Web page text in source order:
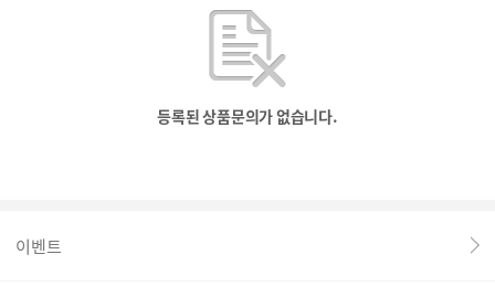
등록된 상품문의가 없습니다.
이벤트